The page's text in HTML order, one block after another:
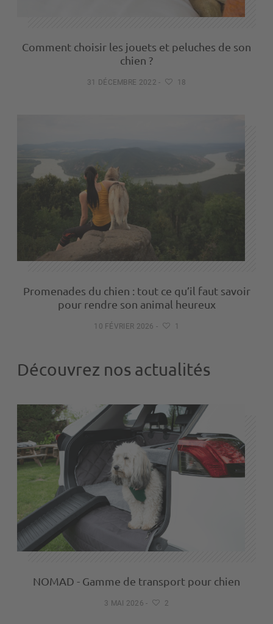
Comment choisir les jouets et peluches de son
chien ?
31 DÉCEMBRE 2022 - 18
Promenades du chien : tout ce qu’il faut savoir
pour rendre son animal heureux
10 FÉVRIER 2026 - 1
Découvrez nos actualités
NOMAD - Gamme de transport pour chien
3 MAI 2026 - 2